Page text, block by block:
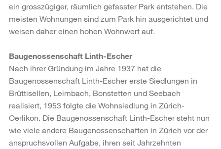
ein grosszügiger, räumlich gefasster Park entstehen. Die
meisten Wohnungen sind zum Park hin ausgerichtet und
weisen daher einen hohen Wohnwert auf.
Baugenossenschaft Linth-Escher
Nach ihrer Gründung im Jahre 1937 hat die
Baugenossenschaft Linth-Escher erste Siedlungen in
Brüttisellen, Leimbach, Bonstetten und Seebach
realisiert, 1953 folgte die Wohnsiedlung in Zürich-
Oerlikon. Die Baugenossenschaft Linth-Escher steht nun
wie viele andere Baugenossenschaften in Zürich vor der
anspruchsvollen Aufgabe, ihren seit Jahrzehnten